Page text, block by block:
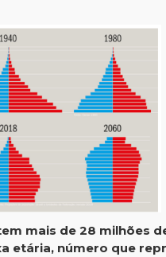
mais de 28 milhões
etária, número que